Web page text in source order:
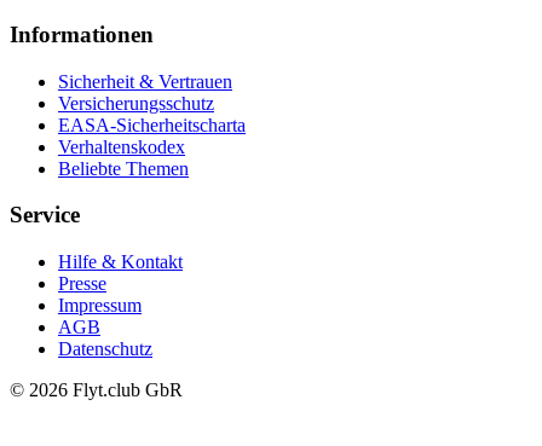
Informationen
Sicherheit & Vertrauen
Versicherungsschutz
EASA-Sicherheitscharta
Verhaltenskodex
Beliebte Themen
Service
Hilfe & Kontakt
Presse
Impressum
AGB
Datenschutz
© 2026 Flyt.club GbR